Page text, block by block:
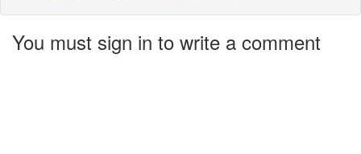
You must sign in to write a comment